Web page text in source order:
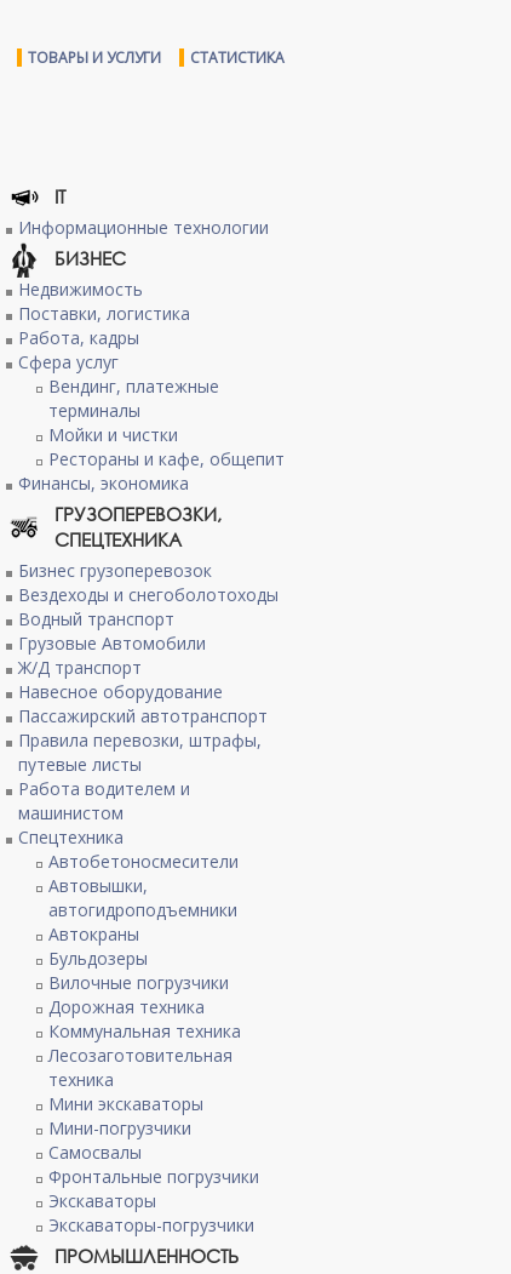
ТОВАРЫ И УСЛУГИ СТАТИСТИКА
IT
Информационные технологии
БИЗНЕС
Недвижимость
Поставки, логистика
Работа, кадры
Сфера услуг
Вендинг, платежные
терминалы
Мойки и чистки
Рестораны и кафе, общепит
Финансы, экономика
ГРУЗОПЕРЕВОЗКИ,
СПЕЦТЕХНИКА
Бизнес грузоперевозок
Вездеходы и снегоболотоходы
Водный транспорт
Грузовые Автомобили
Ж/Д транспорт
Навесное оборудование
Пассажирский автотранспорт
Правила перевозки, штрафы,
путевые листы
Работа водителем и
машинистом
Спецтехника
Автобетоносмесители
Автовышки,
автогидроподъемники
Автокраны
Бульдозеры
Вилочные погрузчики
Дорожная техника
Коммунальная техника
Лесозаготовительная
техника
Мини экскаваторы
Мини-погрузчики
Самосвалы
Фронтальные погрузчики
Экскаваторы
Экскаваторы-погрузчики
ПРОМЫШЛЕННОСТЬ